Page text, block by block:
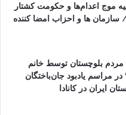
موج اعدام‌ها و حکومت کشتار
سازمان ها و احزاب امضا کننده
بلوچستان توسط خانم
مراسم یادبود جان‌باختگان
ایران در کانادا